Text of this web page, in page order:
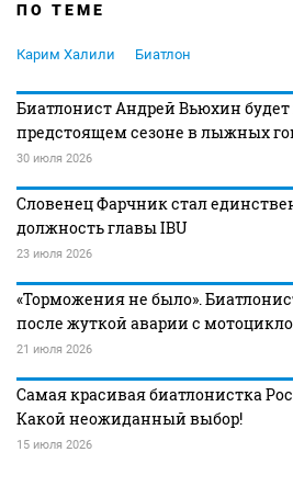
ПО ТЕМЕ
Карим Халили Биатлон
Биатлонист Андрей Вьюхин будет
предстоящем сезоне в лыжных
30 июля 2026
Словенец Фарчник стал
должность главы IBU
23 июля 2026
«Торможения не было».
после жуткой аварии с
21 июля 2026
Самая красивая биатлонистка
Какой неожиданный выбор!
15 июля 2026